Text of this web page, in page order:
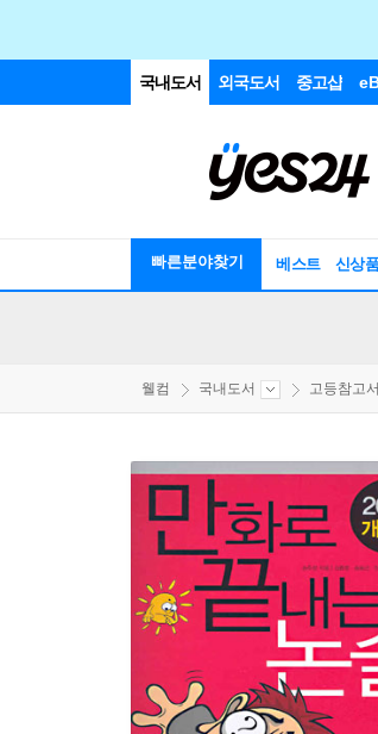
국내도서 외국도서 중고샵
빠른분야찾기 베스트 신상품
웰컴 국내도서 고등참고서